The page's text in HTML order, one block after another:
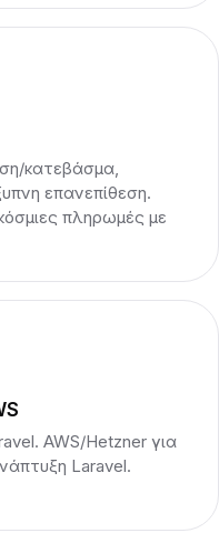
κατεβάσμα,
επανεπίθεση.
πληρωμές με
AWS/Hetzner για
Laravel.